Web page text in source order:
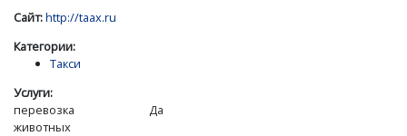
Сайт:http://taax.ru
Категории:
Такси
Услуги:
перевозка
животных
Да